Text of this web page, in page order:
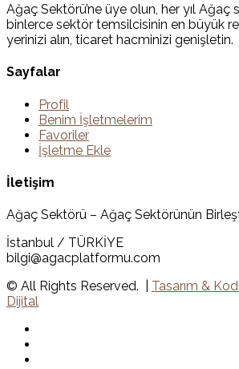
Ağaç Sektörü’ne üye olun, her yıl Ağaç
binlerce sektör temsilcisinin en büyük
yerinizi alın, ticaret hacminizi genişletin.
Sayfalar
Profil
Benim İşletmelerim
Favoriler
İşletme Ekle
İletişim
Ağaç Sektörü – Ağaç Sektörünün
İstanbul / TÜRKİYE
bilgi@agacplatformu.com
© All Rights Reserved. | Tasarım &
Dijital